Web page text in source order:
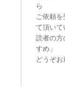
ら
ご依頼
て頂いて
読者の方
すめ」
どうぞお